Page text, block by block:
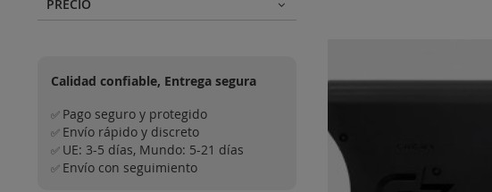
PRECIO
Calidad confiable, Entrega segura
✅ Pago seguro y protegido
✅ Envío rápido y discreto
✅ UE: 3-5 días, Mundo: 5-21 días
✅ Envío con seguimiento